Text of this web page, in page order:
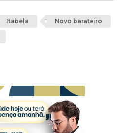
Itabela Novo barateiro